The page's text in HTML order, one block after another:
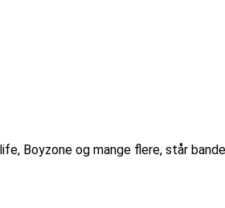
Boyzone og mange flere, står